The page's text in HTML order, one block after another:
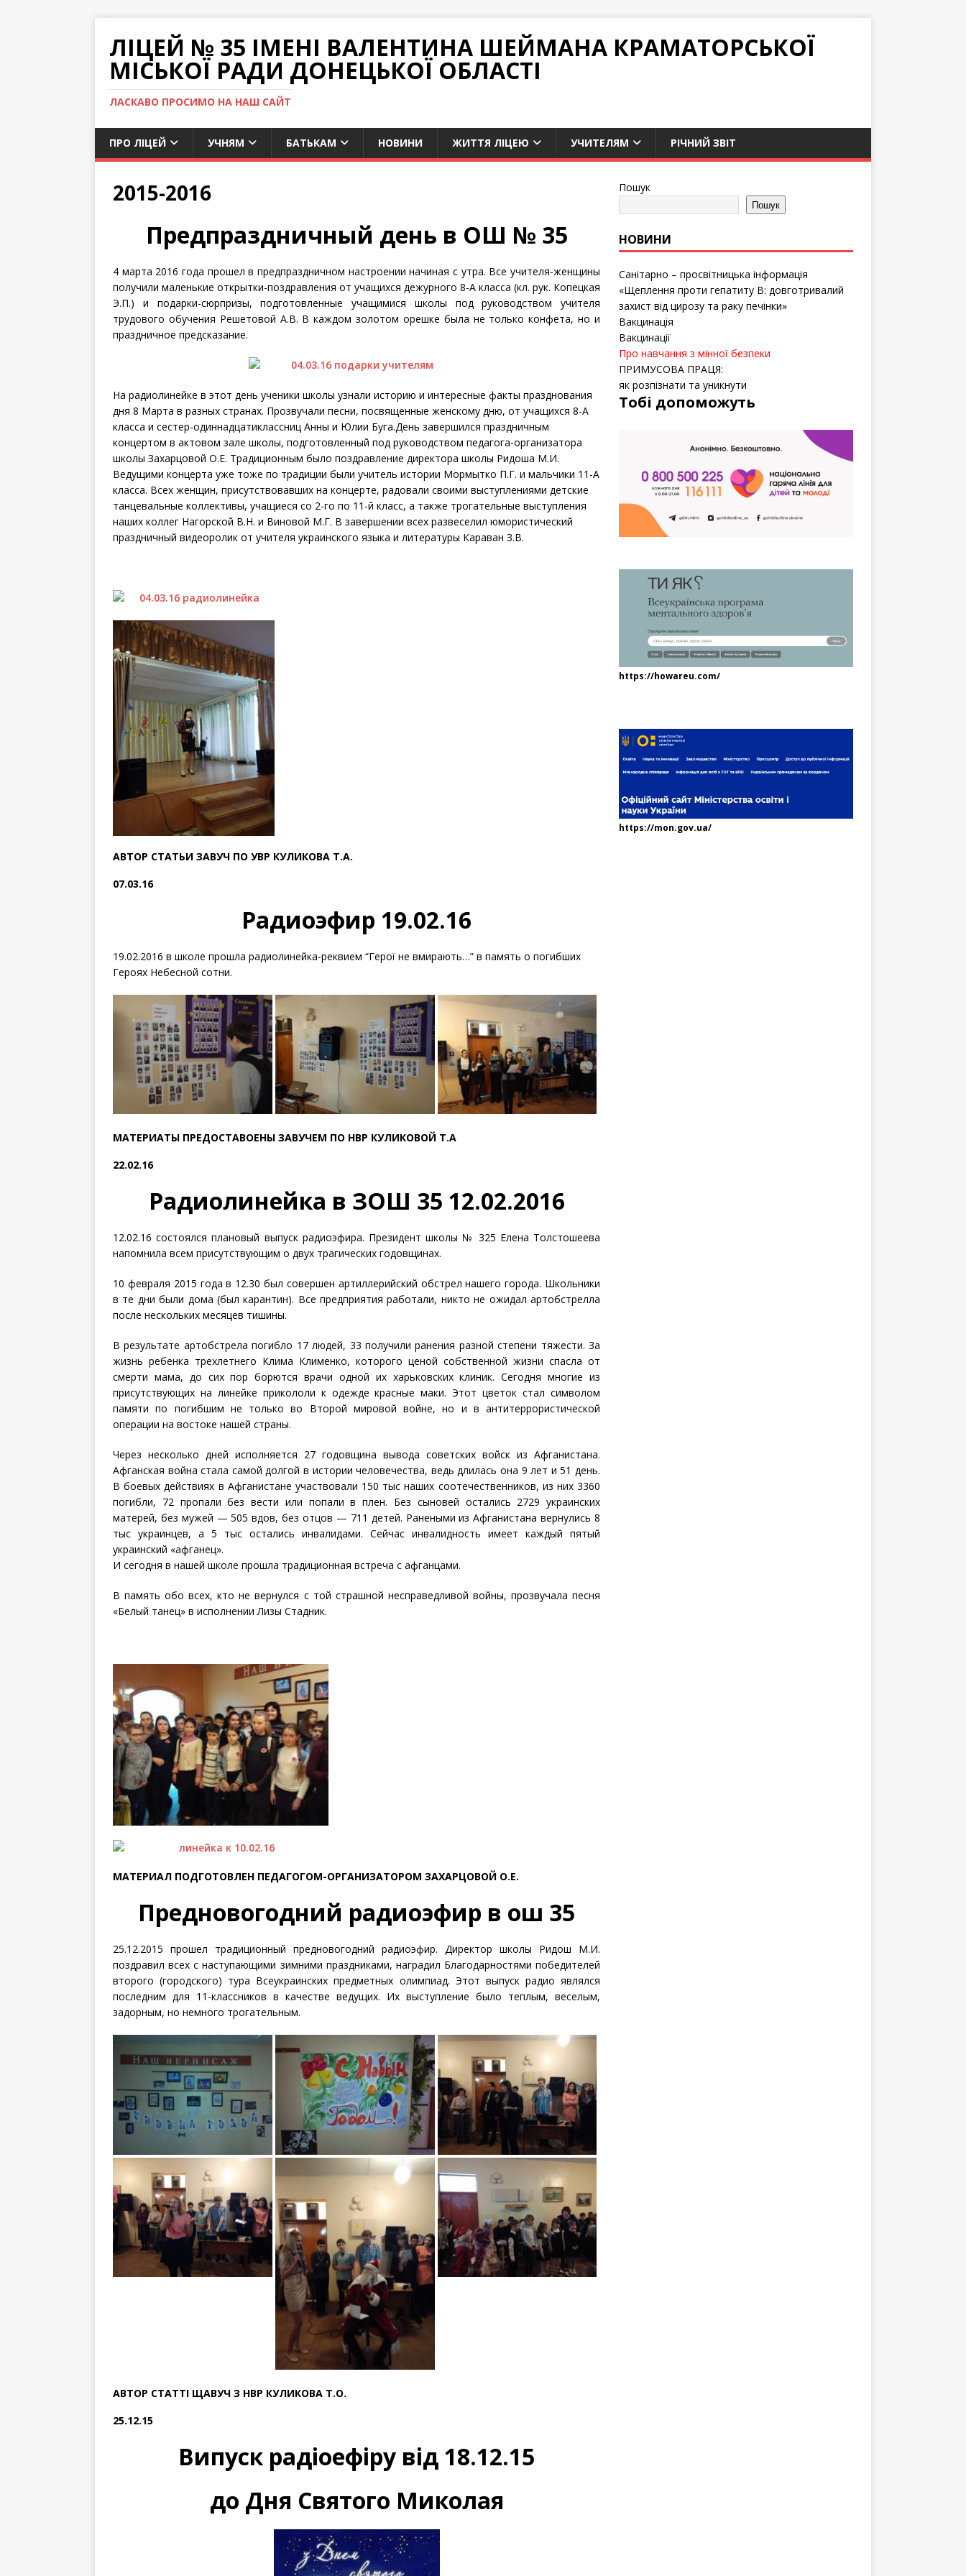
ЛІЦЕЙ № 35 ІМЕНІ ВАЛЕНТИНА ШЕЙМАНА КРАМАТОРСЬКОЇ
МІСЬКОЇ РАДИ ДОНЕЦЬКОЇ ОБЛАСТІ
ЛАСКАВО ПРОСИМО НА НАШ САЙТ
ПРО ЛІЦЕЙ УЧНЯМ БАТЬКАМ НОВИНИ ЖИТТЯ ЛІЦЕЮ УЧИТЕЛЯМ РІЧНИЙ ЗВІТ
2015-2016
Предпраздничный день в ОШ № 35
4 марта 2016 года прошел в предпраздничном настроении начиная с утра. Все учителя-женщины
получили маленькие открытки-поздравления от учащихся дежурного 8-А класса (кл. рук. Копецкая
Э.П.) и подарки-сюрпризы, подготовленные учащимися школы под руководством учителя
трудового обучения Решетовой А.В. В каждом золотом орешке была не только конфета, но и
праздничное предсказание.
На радиолинейке в этот день ученики школы узнали историю и интересные факты празднования
дня 8 Марта в разных странах. Прозвучали песни, посвященные женскому дню, от учащихся 8-А
класса и сестер-одиннадцатиклассниц Анны и Юлии Буга.День завершился праздничным
концертом в актовом зале школы, подготовленный под руководством педагога-организатора
школы Захарцовой О.Е. Традиционным было поздравление директора школы Ридоша М.И.
Ведущими концерта уже тоже по традиции были учитель истории Мормытко П.Г. и мальчики 11-А
класса. Всех женщин, присутствовавших на концерте, радовали своими выступлениями детские
танцевальные коллективы, учащиеся со 2-го по 11-й класс, а также трогательные выступления
наших коллег Нагорской В.Н. и Виновой М.Г. В завершении всех развеселил юмористический
праздничный видеоролик от учителя украинского языка и литературы Караван З.В.
АВТОР СТАТЬИ ЗАВУЧ ПО УВР КУЛИКОВА Т.А.
07.03.16
Радиоэфир 19.02.16
19.02.2016 в школе прошла радиолинейка-реквием “Герої не вмирають…” в память о погибших
Героях Небесной сотни.
МАТЕРИАТЫ ПРЕДОСТАВОЕНЫ ЗАВУЧЕМ ПО НВР КУЛИКОВОЙ Т.А
22.02.16
Радиолинейка в ЗОШ 35 12.02.2016
12.02.16 состоялся плановый выпуск радиоэфира. Президент школы № 325 Елена Толстошеева
напомнила всем присутствующим о двух трагических годовщинах.
10 февраля 2015 года в 12.30 был совершен артиллерийский обстрел нашего города. Школьники
в те дни были дома (был карантин). Все предприятия работали, никто не ожидал артобстрелла
после нескольких месяцев тишины.
В результате артобстрела погибло 17 людей, 33 получили ранения разной степени тяжести. За
жизнь ребенка трехлетнего Клима Клименко, которого ценой собственной жизни спасла от
смерти мама, до сих пор борются врачи одной их харьковских клиник. Сегодня многие из
присутствующих на линейке прикололи к одежде красные маки. Этот цветок стал символом
памяти по погибшим не только во Второй мировой войне, но и в антитеррористической
операции на востоке нашей страны.
Через несколько дней исполняется 27 годовщина вывода советских войск из Афганистана.
Афганская война стала самой долгой в истории человечества, ведь длилась она 9 лет и 51 день.
В боевых действиях в Афганистане участвовали 150 тыс наших соотечественников, из них 3360
погибли, 72 пропали без вести или попали в плен. Без сыновей остались 2729 украинских
матерей, без мужей — 505 вдов, без отцов — 711 детей. Ранеными из Афганистана вернулись 8
тыс украинцев, а 5 тыс остались инвалидами. Сейчас инвалидность имеет каждый пятый
украинский «афганец».
И сегодня в нашей школе прошла традиционная встреча с афганцами.
В память обо всех, кто не вернулся с той страшной несправедливой войны, прозвучала песня
«Белый танец» в исполнении Лизы Стадник.
МАТЕРИАЛ ПОДГОТОВЛЕН ПЕДАГОГОМ-ОРГАНИЗАТОРОМ ЗАХАРЦОВОЙ О.Е.
Предновогодний радиоэфир в ош 35
25.12.2015 прошел традиционный предновогодний радиоэфир. Директор школы Ридош М.И.
поздравил всех с наступающими зимними праздниками, наградил Благодарностями победителей
второго (городского) тура Всеукраинских предметных олимпиад. Этот выпуск радио являлся
последним для 11-классников в качестве ведущих. Их выступление было теплым, веселым,
задорным, но немного трогательным.
АВТОР СТАТТІ ЩАВУЧ З НВР КУЛИКОВА Т.О.
25.12.15
Випуск радіоефіру від 18.12.15
до Дня Святого Миколая
Пошук
Пошук
НОВИНИ
Санітарно – просвітницька інформація
«Щеплення проти гепатиту B: довготривалий
захист від цирозу та раку печінки»
Вакцинація
Вакцинації
Про навчання з мінної безпеки
ПРИМУСОВА ПРАЦЯ:
як розпізнати та уникнути
Тобі допоможуть
https://howareu.com/
https://mon.gov.ua/